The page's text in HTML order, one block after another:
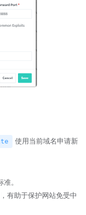
使用当前域名申请新
。
有助于保护网站免受中